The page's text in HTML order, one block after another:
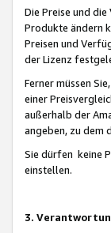
Die Preise und
Produkte ändern
Preisen und
der Lizenz
Ferner müssen
einer
außerhalb der
angeben, zu dem
Sie dürfen keine
einstellen.
3.